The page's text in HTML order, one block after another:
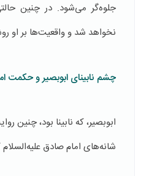
جلوه‌گر می‌شود. در چنین
نخواهد شد و واقعیت‌ها بر او
چشم نابینای ابوبصیر و حکمت
ابوبصیر، که نابینا بود، چنین
شانه‌های امام صادق